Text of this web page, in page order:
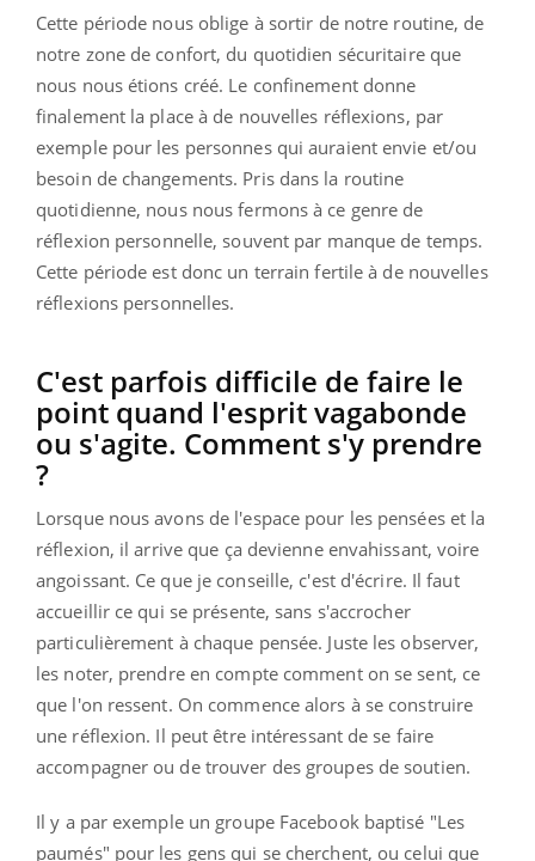
Cette période nous oblige à sortir de notre routine, de
notre zone de confort, du quotidien sécuritaire que
nous nous étions créé. Le confinement donne
finalement la place à de nouvelles réflexions, par
exemple pour les personnes qui auraient envie et/ou
besoin de changements. Pris dans la routine
quotidienne, nous nous fermons à ce genre de
réflexion personnelle, souvent par manque de temps.
Cette période est donc un terrain fertile à de nouvelles
réflexions personnelles.
C'est parfois difficile de faire le
point quand l'esprit vagabonde
ou s'agite. Comment s'y prendre
?
Lorsque nous avons de l'espace pour les pensées et la
réflexion, il arrive que ça devienne envahissant, voire
angoissant. Ce que je conseille, c'est d'écrire. Il faut
accueillir ce qui se présente, sans s'accrocher
particulièrement à chaque pensée. Juste les observer,
les noter, prendre en compte comment on se sent, ce
que l'on ressent. On commence alors à se construire
une réflexion. Il peut être intéressant de se faire
accompagner ou de trouver des groupes de soutien.
Il y a par exemple un groupe Facebook baptisé "Les
paumés" pour les gens qui se cherchent, ou celui que